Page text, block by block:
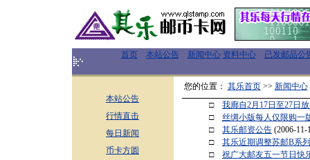
首页 本站公告 新闻中心 资料中心 已发邮品公
本站公告
行情直击
每日新闻
币卡方圆
您的位置： 其乐首页>> 新闻中心
□ 我廊自2月17日至27日
□ 丝绸小版每人仅限购一
□ 其乐邮资公告 (2006-11-
□ 其乐近期调整苏邮B系
□ 祝广大邮友五一节日快